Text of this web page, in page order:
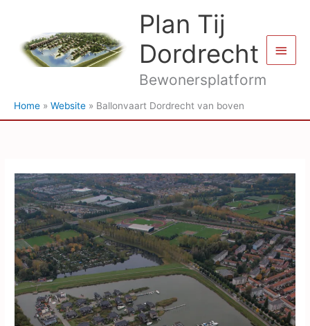
inhoud
Plan Tij
Dordrecht
Bewonersplatform
Home Website Ballonvaart Dordrecht van boven